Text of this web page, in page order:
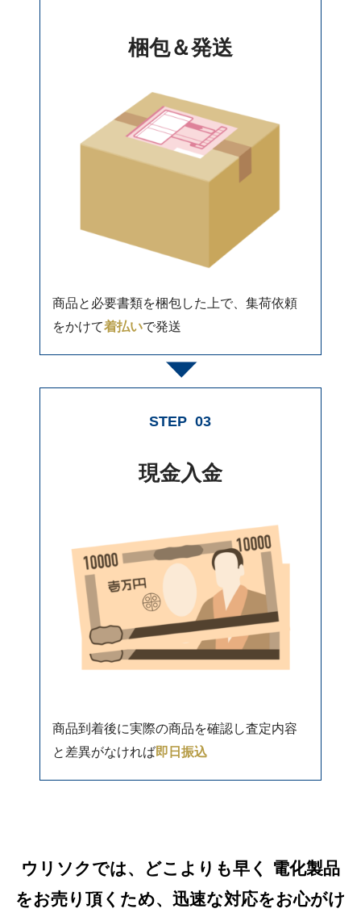
梱包＆発送
商品と必要書類を梱包した上で、集荷依頼
をかけて着払いで発送
STEP 03
現金入金
商品到着後に実際の商品を確認し査定内容
と差異がなければ即日振込
ウリソクでは、どこよりも早く 電化製品
をお売り頂くため、迅速な対応をお心がけ